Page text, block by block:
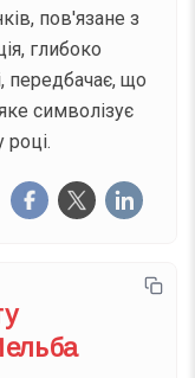
пов'язане з
глибоко
передбачає, що
символізує
році.